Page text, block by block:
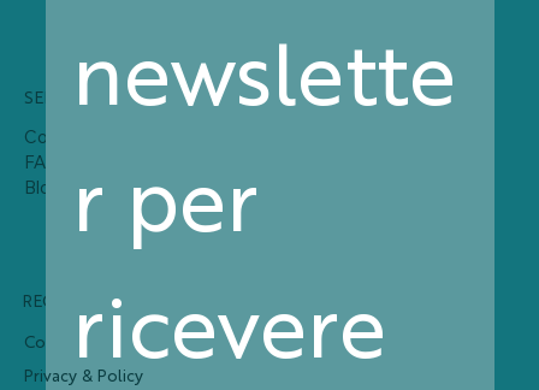
SERVIZI SOCIAL
Contatti
FAQ
Blog
REGOLAMENTI
Condizioni generali
newslette
r per
ricevere
Privacy & Policy